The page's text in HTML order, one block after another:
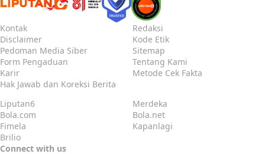
Kontak
Redaksi
Disclaimer
Kode Etik
Pedoman Media Siber
Sitemap
Form Pengaduan
Tentang Kami
Karir
Metode Cek Fakta
Hak Jawab dan Koreksi Berita
Liputan6
Merdeka
Bola.com
Bola.net
Fimela
Kapanlagi
Brilio
Connect with us